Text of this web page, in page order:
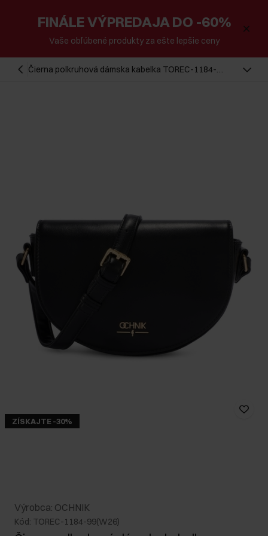
FINÁLE VÝPREDAJA DO -60%
Vaše obľúbené produkty za ešte lepšie ceny
Čierna polkruhová dámska kabelka TOREC-1184-
ZÍSKAJTE -30%
Výrobca: OCHNIK
Kód: TOREC-1184-99(W26)